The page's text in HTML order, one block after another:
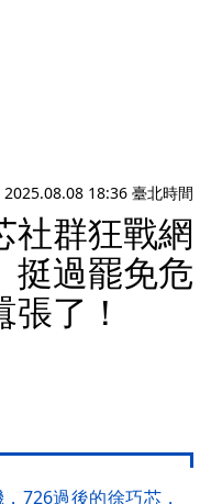
2025.08.08 18:36 臺北時間
社群狂戰網
挺過罷免危
了！
726過後的徐巧芯，